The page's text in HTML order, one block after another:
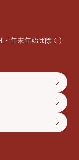
・年末年始は除く）